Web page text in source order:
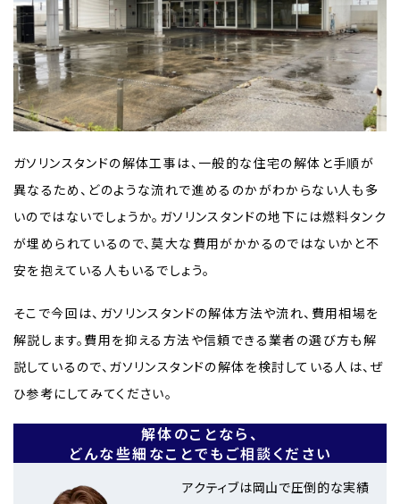
ガソリンスタンドの解体工事は、一般的な住宅の解体と手順が
異なるため、どのような流れで進めるのかがわからない人も多
いのではないでしょうか。ガソリンスタンドの地下には燃料タンク
が埋められているので、莫大な費用がかかるのではないかと不
安を抱えている人もいるでしょう。
そこで今回は、ガソリンスタンドの解体方法や流れ、費用相場を
解説します。費用を抑える方法や信頼できる業者の選び方も解
説しているので、ガソリンスタンドの解体を検討している人は、ぜ
ひ参考にしてみてください。
解体のことなら、
どんな些細なことでもご相談ください
アクティブは岡山で圧倒的な実績